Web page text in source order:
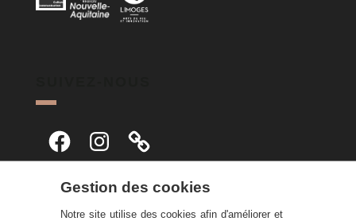
Facebook
Instagram
Gestion des cookies
Notre site utilise des cookies afin d'améliorer et